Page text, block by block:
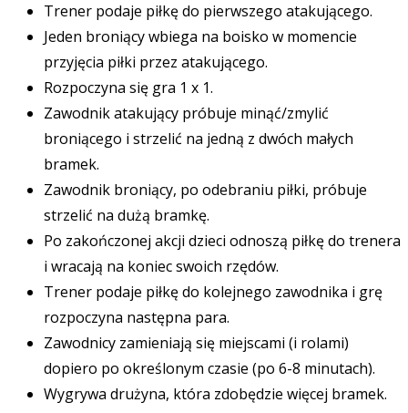
Trener podaje piłkę do pierwszego atakującego.
Jeden broniący wbiega na boisko w momencie
przyjęcia piłki przez atakującego.
Rozpoczyna się gra 1 x 1.
Zawodnik atakujący próbuje minąć/zmylić
broniącego i strzelić na jedną z dwóch małych
bramek.
Zawodnik broniący, po odebraniu piłki, próbuje
strzelić na dużą bramkę.
Po zakończonej akcji dzieci odnoszą piłkę do trenera
i wracają na koniec swoich rzędów.
Trener podaje piłkę do kolejnego zawodnika i grę
rozpoczyna następna para.
Zawodnicy zamieniają się miejscami (i rolami)
dopiero po określonym czasie (po 6-8 minutach).
Wygrywa drużyna, która zdobędzie więcej bramek.